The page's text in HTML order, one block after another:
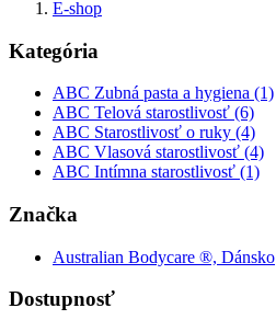
E-shop
Kategória
ABC Zubná pasta a hygiena (1)
ABC Telová starostlivosť (6)
ABC Starostlivosť o ruky (4)
ABC Vlasová starostlivosť (4)
ABC Intímna starostlivosť (1)
Značka
Australian Bodycare ®, Dánsko
Dostupnosť